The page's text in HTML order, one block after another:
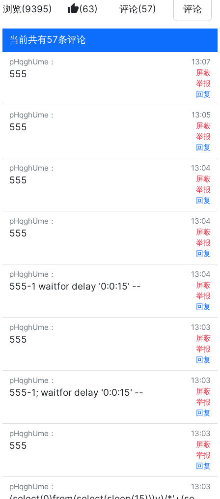
浏览(9395) thumb_up(63) 评论(57) 评论
当前共有57条评论
pHqghUme ： 13:07
555
屏蔽
举报
回复
pHqghUme ： 13:05
555
屏蔽
举报
回复
pHqghUme ： 13:04
555
屏蔽
举报
回复
pHqghUme ： 13:04
555
屏蔽
举报
回复
pHqghUme ： 13:04
555-1 waitfor delay '0:0:15' --
屏蔽
举报
回复
pHqghUme ： 13:03
555
屏蔽
举报
回复
pHqghUme ： 13:03
555-1; waitfor delay '0:0:15' --
屏蔽
举报
回复
pHqghUme ： 13:03
555
屏蔽
举报
回复
pHqghUme ： 13:03